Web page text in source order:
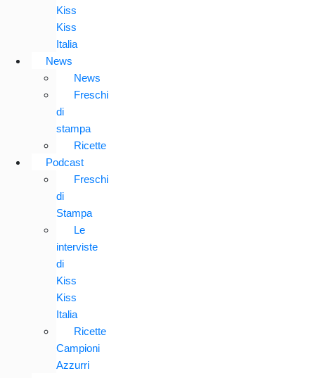
Kiss
Kiss
Italia
News
News
Freschi
di
stampa
Ricette
Podcast
Freschi
di
Stampa
Le
interviste
di
Kiss
Kiss
Italia
Ricette
Campioni
Azzurri